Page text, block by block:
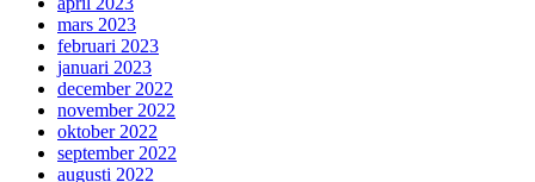
mars 2023
februari 2023
januari 2023
december 2022
november 2022
oktober 2022
september 2022
augusti 2022